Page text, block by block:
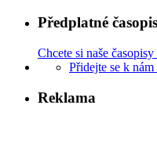
Předplatné
Chcete si naše
Přidejte se k
Reklama